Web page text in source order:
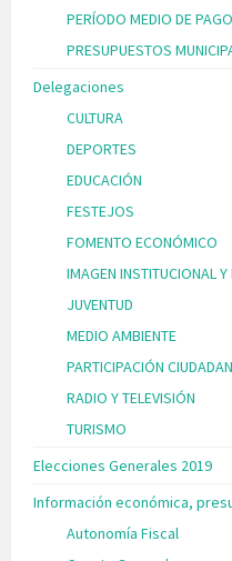
PERÍODO MEDIO DE
PRESUPUESTOS
Delegaciones
CULTURA
DEPORTES
EDUCACIÓN
FESTEJOS
FOMENTO ECONÓMICO
IMAGEN INSTITUCIONAL
JUVENTUD
MEDIO AMBIENTE
PARTICIPACIÓN
RADIO Y TELEVISIÓN
TURISMO
Elecciones Generales 2019
Información económica,
Autonomía Fiscal